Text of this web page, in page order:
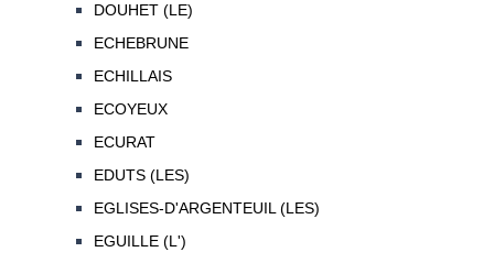
DOUHET (LE)
ECHEBRUNE
ECHILLAIS
ECOYEUX
ECURAT
EDUTS (LES)
EGLISES-D'ARGENTEUIL (LES)
EGUILLE (L')